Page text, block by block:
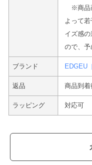
※商品
よって
イズ感
ので、予
ブランド EDGEU
返品 商品到
ラッピング 対応可